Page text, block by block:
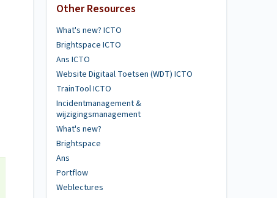
Other Resources
What's new? ICTO
Brightspace ICTO
Ans ICTO
Website Digitaal Toetsen (WDT) ICTO
TrainTool ICTO
Incidentmanagement &
wijzigingsmanagement
What's new?
Brightspace
Ans
Portflow
Weblectures